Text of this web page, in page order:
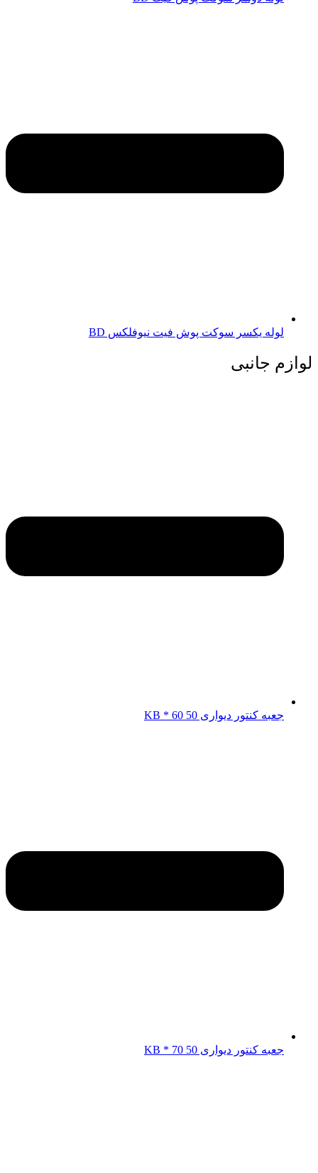
لوله یکسر سوکت پوش فیت نیوفلکس BD
لوازم جانبی
جعبه کنتور دیواری KB * 60 50
جعبه کنتور دیواری KB * 70 50